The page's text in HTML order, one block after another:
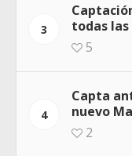
3
todas
5
4
Capta
nuevo
2